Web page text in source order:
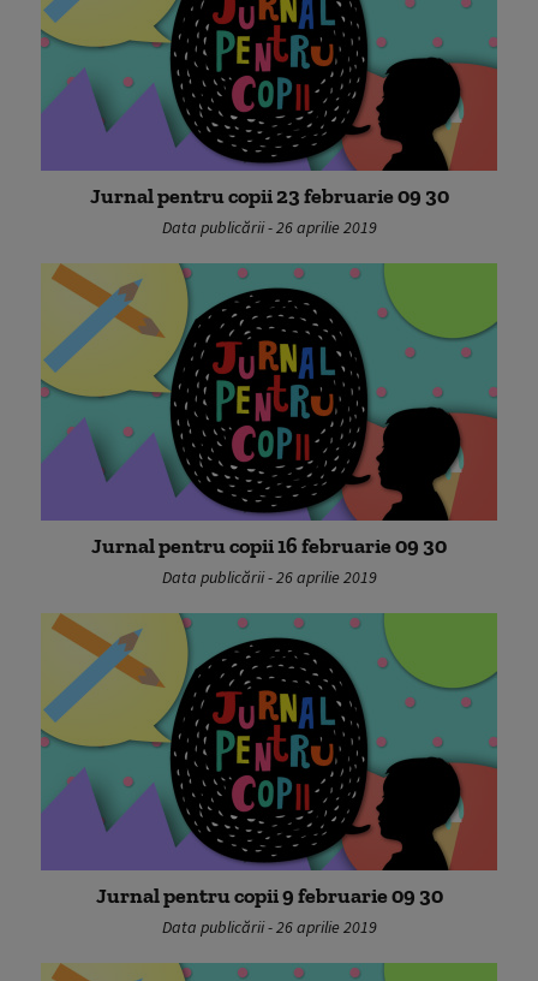
Jurnal pentru copii 23 februarie 09 30
Data publicării - 26 aprilie 2019
Jurnal pentru copii 16 februarie 09 30
Data publicării - 26 aprilie 2019
Jurnal pentru copii 9 februarie 09 30
Data publicării - 26 aprilie 2019